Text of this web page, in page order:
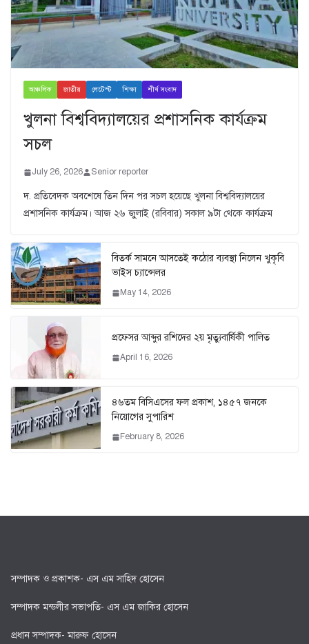
আঞ্চলিক জাতীয় লেটেস্ট শিক্ষা শীর্ষ সংবাদ
খুলনা বিশ্ববিদ্যালয়ের প্রশাসনিক কার্যক্রম
সচল
July 26, 2026 Senior reporter
দ. প্রতিবেদক অবশেষে তিন দিন পর সচল হয়েছে খুলনা বিশ্ববিদ্যালয়ের
প্রশাসনিক কার্যক্রম। আজ ২৬ জুুলাই (রবিবার) সকাল ৯টা থেকে কার্যক্রম
বিতর্ক সামনে আসতেই কঠোর ব্যবস্থা নিলেন খুকৃবি
ভাইস চ্যান্সেলর
May 14, 2026
প্রফেসর আব্দুর রশিদের ২য় মৃত্যুবার্ষিকী পালিত
April 16, 2026
৪৬তম বিসিএসের ফল প্রকাশ, ১৪৫৭ জনকে
নিয়োগের সুপারিশ
February 8, 2026
সম্পাদক ও প্রকাশক- এস এম সাহিদ হোসেন
সম্পাদক মন্ডলীর সভাপতি- এস এম জাকির হোসেন
প্রধান সম্পাদক- মারুফ হোসেন